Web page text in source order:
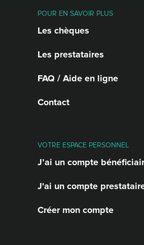
POUR EN SAVOIR PLUS
Les chèques
Les prestataires
FAQ / Aide en ligne
Contact
VOTRE ESPACE PERSONNEL
J’ai un compte
J'ai un compte
Créer mon compte